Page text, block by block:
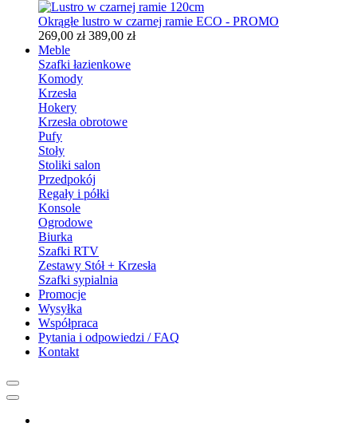
Okrągłe lustro w czarnej ramie ECO - PROMO
269,00 zł 389,00 zł
Meble
Szafki łazienkowe
Komody
Krzesła
Hokery
Krzesła obrotowe
Pufy
Stoły
Stoliki salon
Przedpokój
Regały i półki
Konsole
Ogrodowe
Biurka
Szafki RTV
Zestawy Stół + Krzesła
Szafki sypialnia
Promocje
Wysyłka
Współpraca
Pytania i odpowiedzi / FAQ
Kontakt